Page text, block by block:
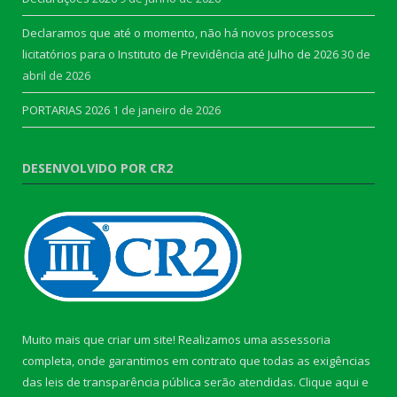
Declaramos que até o momento, não há novos processos
licitatórios para o Instituto de Previdência até Julho de 202630 de
abril de 2026
PORTARIAS 2026 1 de janeiro de 2026
DESENVOLVIDO POR CR2
Muito mais que criar um site! Realizamos uma assessoria
completa, onde garantimos em contrato que todas as exigências
das leis de transparência pública serão atendidas. Clique aqui e